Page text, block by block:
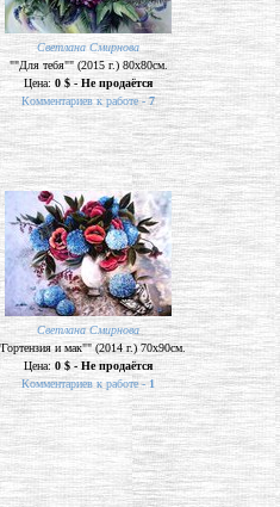
Светлана Смирнова
""Для тебя"" (2015 г.) 80х80см.
Цена: 0 $ - Не продаётся
Комментариев к работе -7
Светлана Смирнова
и мак"" (2014 г.) 70х90см.
Цена: 0 $ - Не продаётся
Комментариев к работе -1